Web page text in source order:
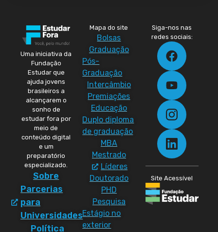
Uma iniciativa da
Fundação
Estudar que
ajuda jovens
brasileiros a
alcançarem o
sonho de
estudar fora por
meio de
conteúdo digital
e um
preparatório
especializado.
Sobre
Parcerias
para
Universidades
Política
Mapa do site
Bolsas
Graduação
Pós-
Graduação
Intercâmbio
Premiações
Educação
Duplo diploma
de graduação
MBA
Mestrado
Líderes
Doutorado
PHD
Pesquisa
Estágio no
exterior
Siga-nos nas
redes sociais:
Site Acessível